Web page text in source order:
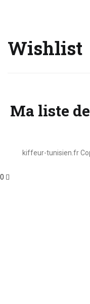
Wishlist
Ma liste
kiffeur-tunisien.fr
0